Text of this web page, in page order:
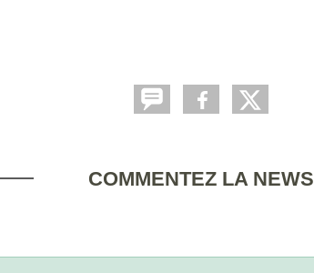
COMMENTEZ LA NEWS